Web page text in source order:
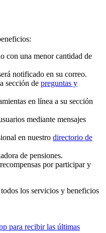
con una menor cantidad de
notificado en su correo.
sección de preguntas y
en línea a su sección
mediante mensajes
en nuestro directorio de
de pensiones.
por participar y
los servicios y beneficios
para recibir las últimas